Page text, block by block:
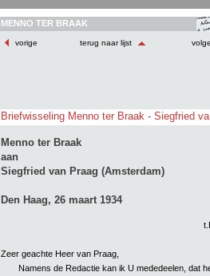
MENNO TER BRAAK
vorige terug naar lijst
Briefwisseling Menno ter Braak - Siegfried
Menno ter Braak
aan
Siegfried van Praag (Amsterdam)
Den Haag, 26 maart 1934
Zeer geachte Heer van Praag,
Namens de Redactie kan ik U mededeelen, dat